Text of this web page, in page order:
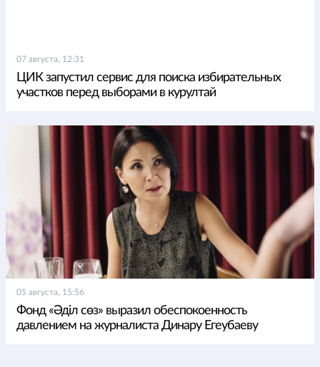
07 августа, 12:31
ЦИК запустил сервис для поиска избирательных
участков перед выборами в курултай
05 августа, 15:56
Фонд «Әділ сөз» выразил обеспокоенность
давлением на журналиста Динару Егеубаеву